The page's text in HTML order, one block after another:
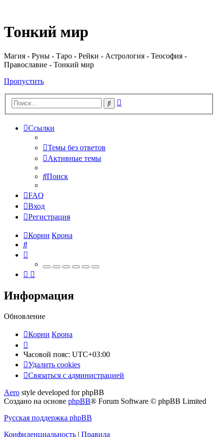
Тонкий мир
Магия - Руны - Таро - Рейки - Астрология - Теософия -
Православие - Тонкий мир
Пропустить
Поиск
Ссылки
Темы без ответов
Активные темы
Поиск
FAQ
Вход
Регистрация
Корни Крона
Поиск
Информация
Обновление
Корни Крона
Часовой пояс: UTC+03:00
Удалить cookies
Связаться
администрацией
Связаться с администрацией
Aero style developed for phpBB
Создано на основе phpBB® Forum Software © phpBB Limited
Русская поддержка phpBB
Конфиденциальность | Правила